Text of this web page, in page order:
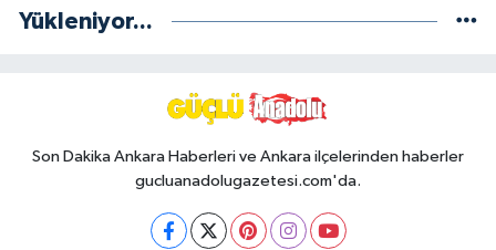
Yükleniyor...
Son Dakika Ankara Haberleri ve Ankara ilçelerinden haberler
gucluanadolugazetesi.com'da.